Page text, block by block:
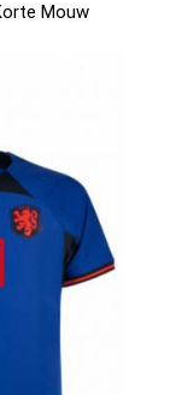
Mouw